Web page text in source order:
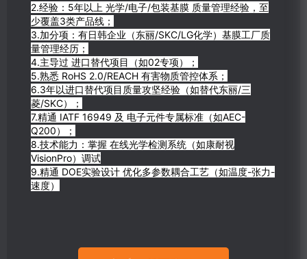
2.经验：5年以上 光学/电子/包装基膜 质量管理经验，至
少覆盖3类产品线；
3.加分项：有日韩企业（东丽/SKC/LG化学）基膜工厂质
量管理经历；
4.主导过 进口替代项目（如02专项）；
5.熟悉 RoHS 2.0/REACH 有害物质管控体系；
6.3年以进口替代项目质量攻坚经验（如替代东丽/三
菱/SKC）；
7.精通 IATF 16949 及 电子元件专属标准（如AEC-
Q200）；
8.技术能力：掌握 在线光学检测系统（如康耐视
VisionPro）调试
9.精通 DOE实验设计 优化多参数耦合工艺（如温度-张力-
速度）